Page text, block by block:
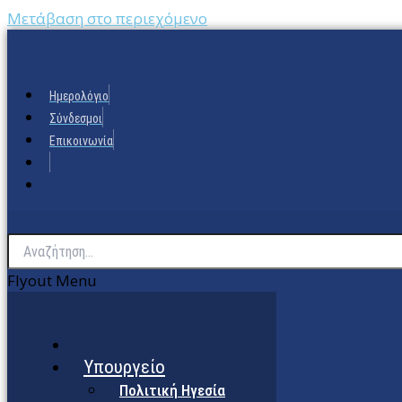
Μετάβαση στο περιεχόμενο
Ημερολόγιο
Σύνδεσμοι
Επικοινωνία
Flyout Menu
Υπουργείο
Πολιτική Ηγεσία